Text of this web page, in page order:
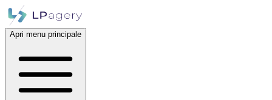
Apri menu principale